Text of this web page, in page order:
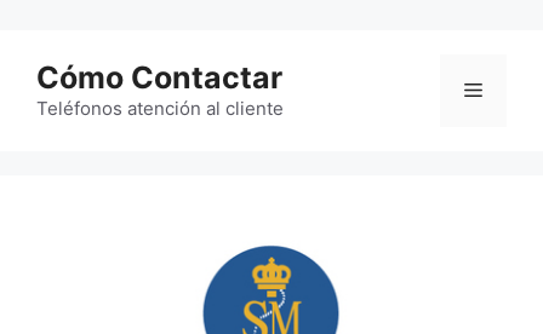
contenido
Cómo Contactar
Teléfonos atención al cliente
Menú